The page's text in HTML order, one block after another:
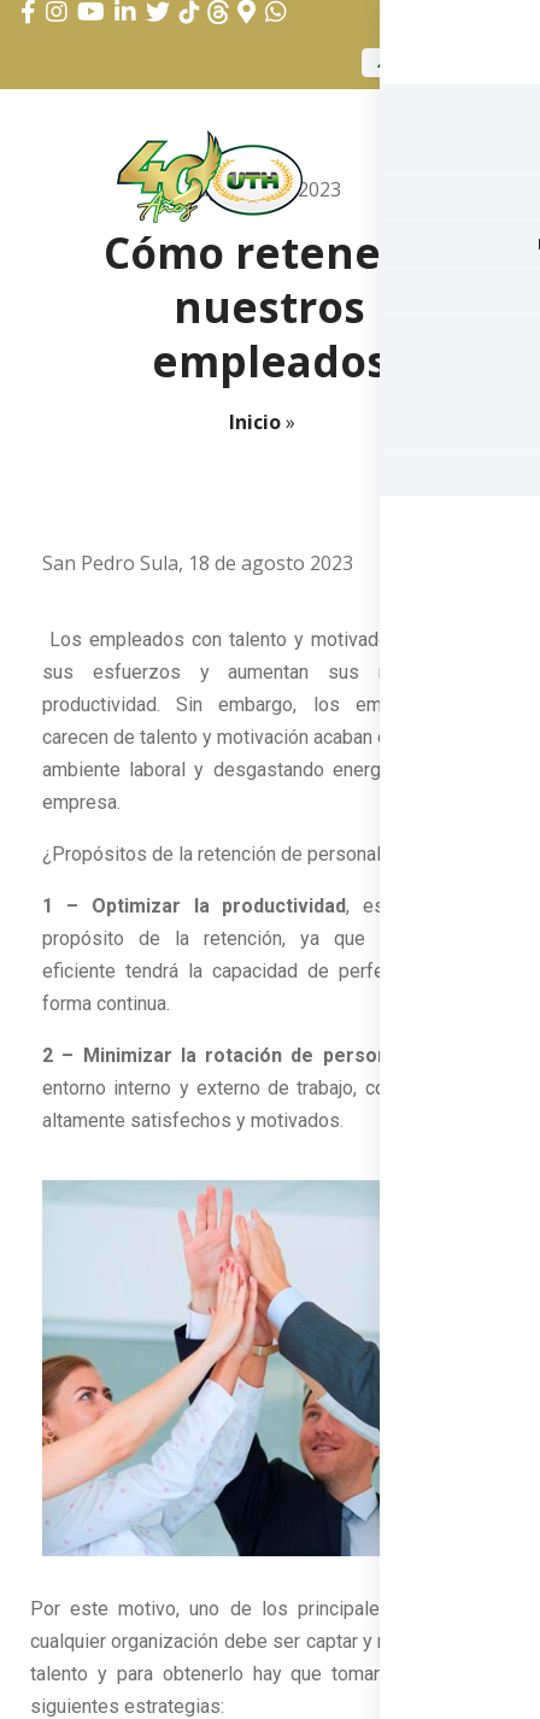
APLICAR AHORA
agosto 18, 2023
Cómo retener a
nuestros
empleados
Inicio»
San Pedro Sula, 18 de agosto 2023
Los empleados con talento y motivados multiplican
sus esfuerzos y aumentan sus resultados y
productividad. Sin embargo, los empleados que
carecen de talento y motivación acaban degradando el
ambiente laboral y desgastando energéticamente la
empresa.
¿Propósitos de la retención de personal?
1 – Optimizar la productividad, es el principal
propósito de la retención, ya que un empleado
eficiente tendrá la capacidad de perfeccionarse de
forma continua.
2 – Minimizar la rotación de personal
entorno interno y externo de trabajo, con empleados
altamente satisfechos y motivados.
Por este motivo, uno de los principales objetivos de
cualquier organización debe ser captar y retener al mejor
talento y para obtenerlo hay que tomar en cuenta las
siguientes estrategias: